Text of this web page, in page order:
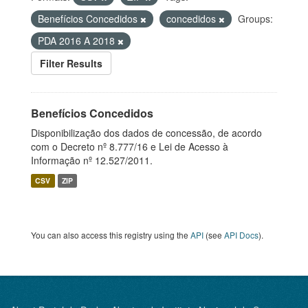
Benefícios Concedidos
concedidos
Groups:
PDA 2016 A 2018
Filter Results
Benefícios Concedidos
Disponibilização dos dados de concessão, de acordo
com o Decreto nº 8.777/16 e Lei de Acesso à
Informação nº 12.527/2011.
CSV ZIP
You can also access this registry using the API (see API Docs).